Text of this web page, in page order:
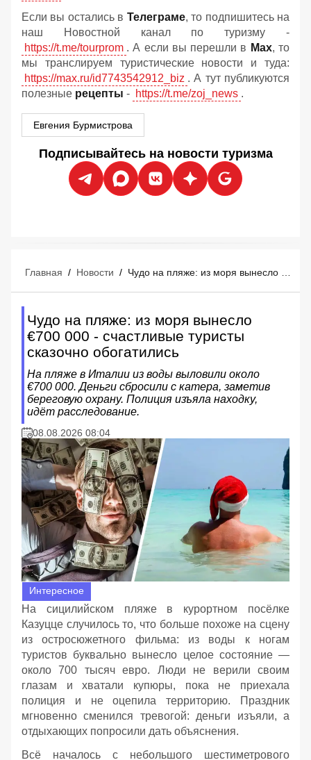
Если вы остались в Телеграме, то подпишитесь на
наш Новостной канал по туризму -
https://t.me/tourprom . А если вы перешли в Мах, то
мы транслируем туристические новости и туда:
https://max.ru/id7743542912_biz . А тут публикуются
полезные рецепты - https://t.me/zoj_news .
Евгения Бурмистрова
Подписывайтесь на новости туризма
Главная / Новости /
Чудо на пляже: из моря вынесло
€700 000 - счастливые туристы
сказочно обогатились
На пляже в Италии из воды выловили около
€700 000. Деньги сбросили с катера, заметив
береговую охрану. Полиция изъяла находку,
идёт расследование.
08.08.2026 08:04
Интересное
На сицилийском пляже в курортном посёлке
Казуцце случилось то, что больше похоже на сцену
из остросюжетного фильма: из воды к ногам
туристов буквально вынесло целое состояние —
около 700 тысяч евро. Люди не верили своим
глазам и хватали купюры, пока не приехала
полиция и не оцепила территорию. Праздник
мгновенно сменился тревогой: деньги изъяли, а
отдыхающих попросили дать объяснения.
Всё началось с небольшого шестиметрового